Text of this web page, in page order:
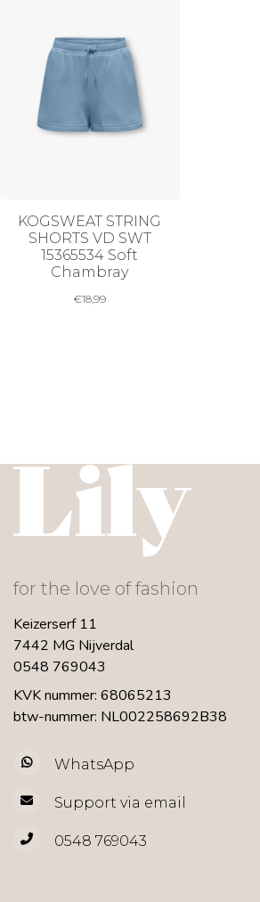
KOGSWEAT STRING
SHORTS VD SWT
15365534 Soft
Chambray
€18,99
for the love of fashion
Keizerserf 11
7442 MG Nijverdal
0548 769043
KVK nummer: 68065213
btw-nummer: NL002258692B38
WhatsApp
Support via email
0548 769043